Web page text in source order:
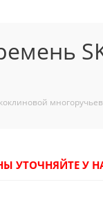
УТОЧНЯЙТЕ У